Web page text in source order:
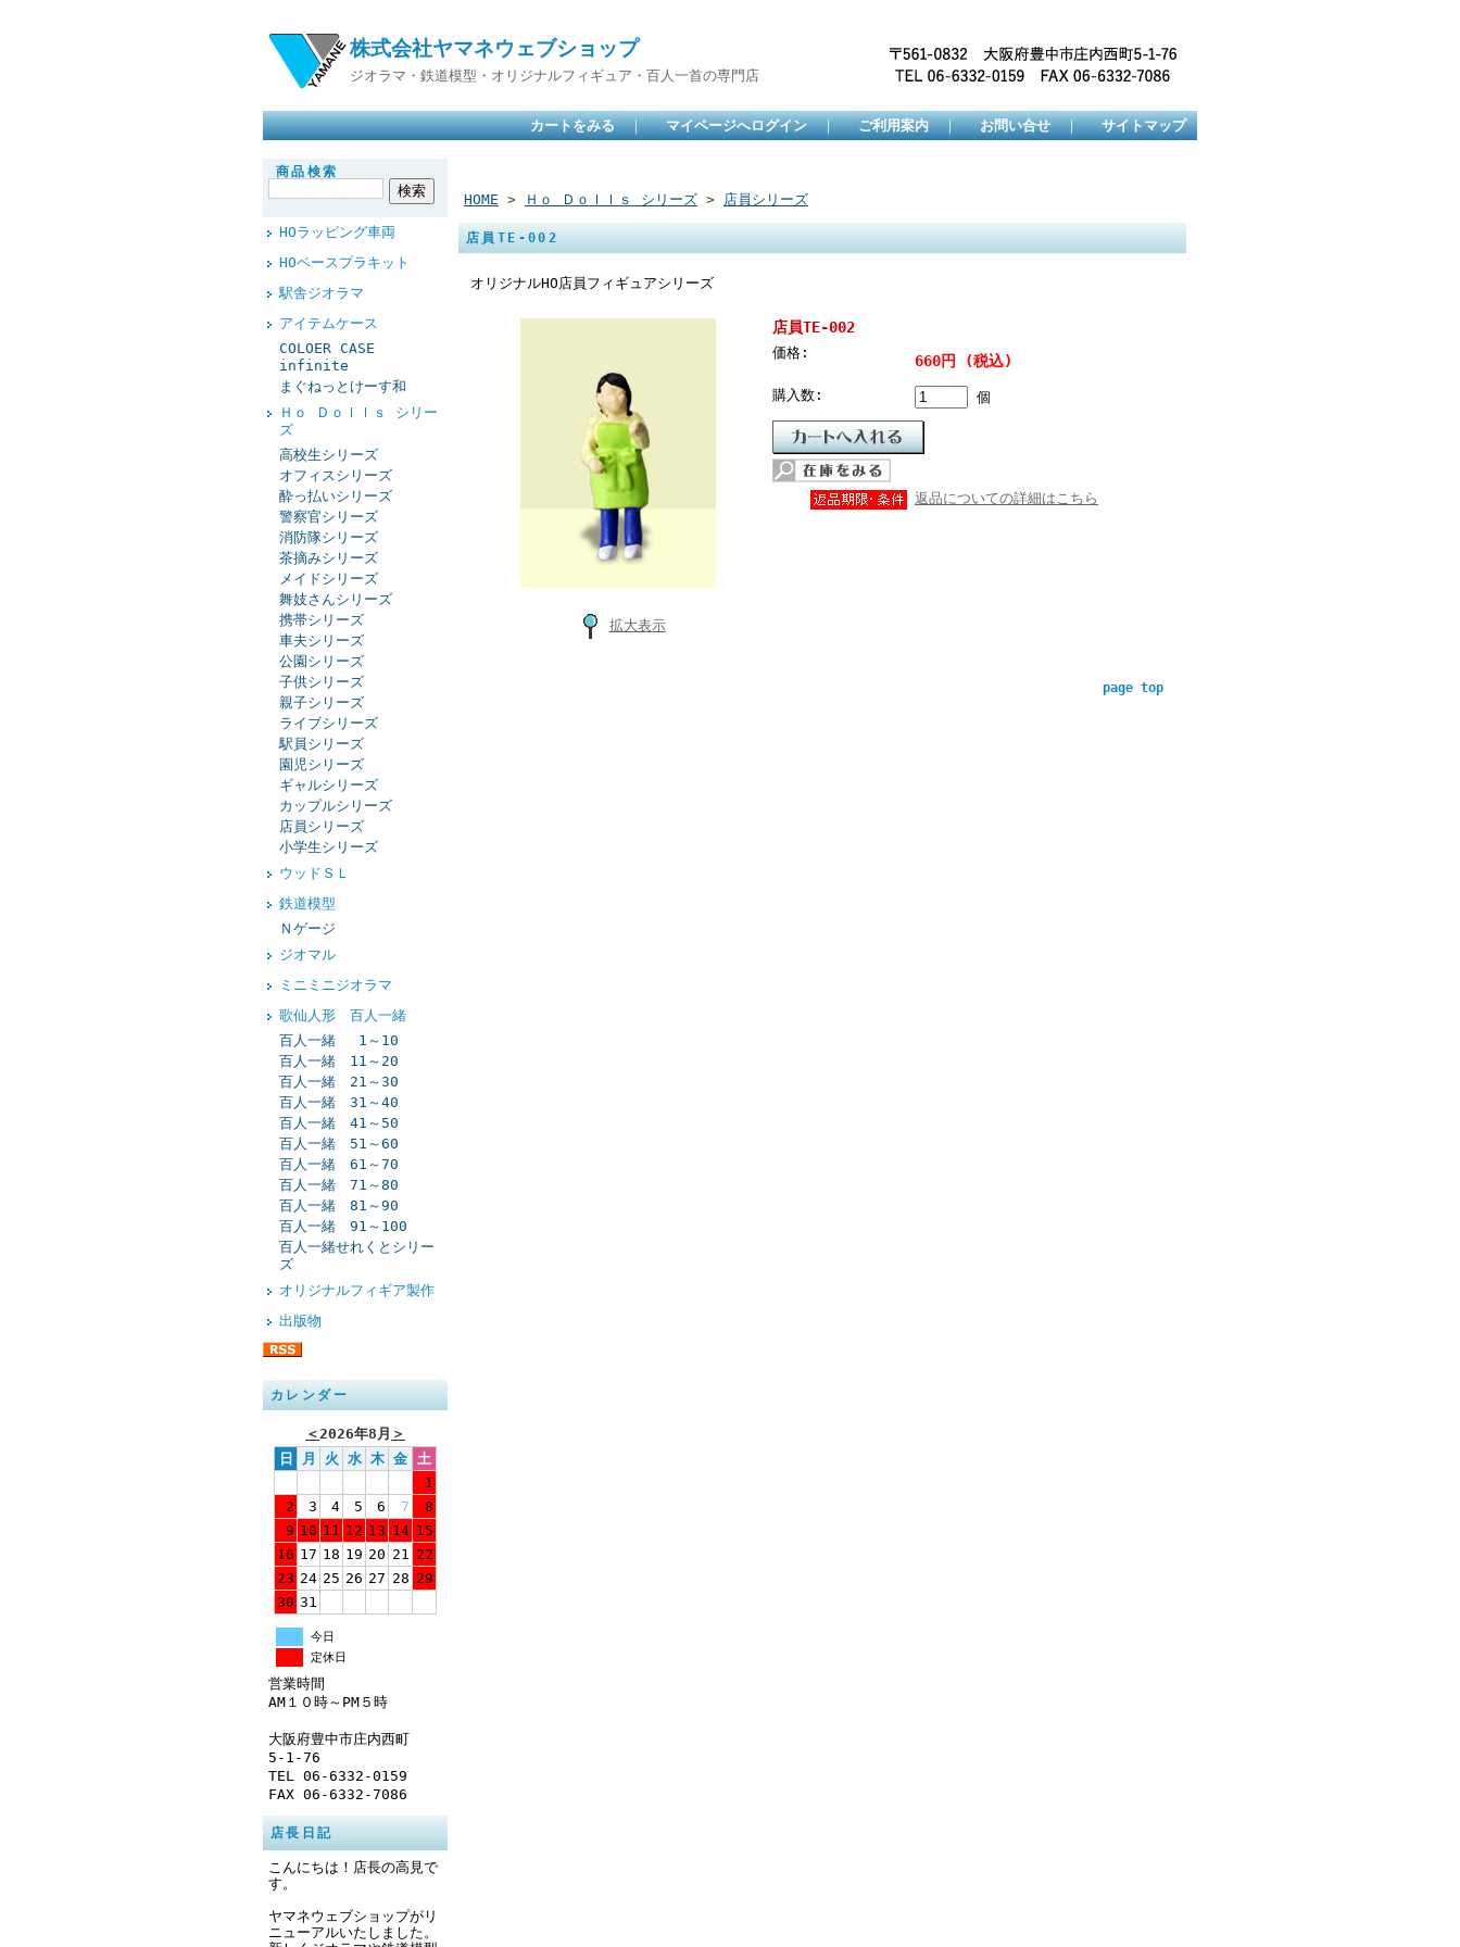
株式会社ヤマネウェブショップ
ジオラマ・鉄道模型・オリジナルフィギュア・百人一首の専門店
カートをみる ｜ マイページへログイン ｜ ご利用案内 ｜ お問い合せ ｜ サイトマップ
商品検索
HOラッピング車両
HOベースプラキット
駅舎ジオラマ
アイテムケース
COLOER CASE
infinite
まぐねっとけーす和
Ｈｏ Ｄｏｌｌｓ シリー
ズ
高校生シリーズ
オフィスシリーズ
酔っ払いシリーズ
警察官シリーズ
消防隊シリーズ
茶摘みシリーズ
メイドシリーズ
舞妓さんシリーズ
携帯シリーズ
車夫シリーズ
公園シリーズ
子供シリーズ
親子シリーズ
ライブシリーズ
駅員シリーズ
園児シリーズ
ギャルシリーズ
カップルシリーズ
店員シリーズ
小学生シリーズ
ウッドＳＬ
鉄道模型
Ｎゲージ
ジオマル
ミニミニジオラマ
歌仙人形 百人一緒
百人一緒 1～10
百人一緒 11～20
百人一緒 21～30
百人一緒 31～40
百人一緒 41～50
百人一緒 51～60
百人一緒 61～70
百人一緒 71～80
百人一緒 81～90
百人一緒 91～100
百人一緒せれくとシリー
ズ
オリジナルフィギア製作
出版物
カレンダー
＜2026年8月 ＞
日
月 火 水 木 金 土
1
2
3 4 5 6 7
8
9 10 11 12 13 14 15
16 17 18 19 20 21 22
23 24 25 26 27 28 29
30 31
今日
定休日
営業時間
AM１０時～PM５時
大阪府豊中市庄内西町
5-1-76
TEL 06-6332-0159
FAX 06-6332-7086
店長日記
こんにちは！店長の高見で
す。
ヤマネウェブショップがリ
ニューアルいたしました。
HOME > Ｈｏ Ｄｏｌｌｓ シリーズ > 店員シリーズ
店員TE-002
オリジナルHO店員フィギュアシリーズ
拡大表示
店員TE-002
価格: 660円 (税込)
購入数: 個
返品についての詳細はこちら
page top